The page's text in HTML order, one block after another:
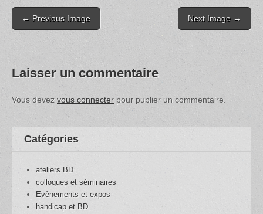
Post
navigation
← Previous Image Next Image →
Laisser un commentaire
Vous devez vous connecterpour publier un commentaire.
Catégories
ateliers BD
colloques et séminaires
Evènements et expos
handicap et BD